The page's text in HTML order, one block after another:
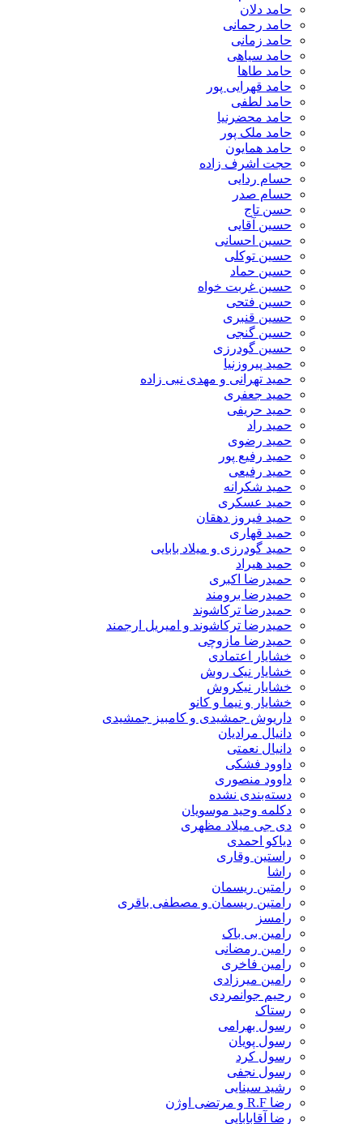
حامد دلان
حامد رحمانی
حامد زمانی
حامد سیاهی
حامد طاها
حامد قهرایی پور
حامد لطفی
حامد محضرنیا
حامد ملک پور
حامد همایون
حجت اشرف زاده
حسام ردایی
حسام صدر
حسن تاج
حسین آقایی
حسین احسانی
حسین توکلی
حسین حماد
حسین غربت خواه
حسین فتحی
حسین قنبری
حسین گنجی
حسین گودرزی
حمید پیروزنیا
حمید تهرانی و مهدی نبی زاده
حمید جعفری
حمید حریفی
حمید راد
حمید رضوی
حمید رفیع پور
حمید رفیعی
حمید شکرانه
حمید عسکری
حمید فیروز دهقان
حمید قهاری
حمید گودرزی و میلاد بابایی
حمید هیراد
حمیدرضا اکبری
حمیدرضا برومند
حمیدرضا ترکاشوند
حمیدرضا ترکاشوند و امیریل ارجمند
حمیدرضا مازوچی
خشایار اعتمادی
خشایار نیک روش
خشایار نیکروش
خشایار و نیما و کانو
داریوش جمشیدی و کامبیز جمشیدی
دانیال مرادیان
دانیال نعمتی
داوود فشکی
داوود منصوری
دسته‌بندی نشده
دکلمه وحید موسویان
دی جی میلاد مظهری
دیاکو احمدی
راستین وقاری
رامتین ریسمان
رامتین ریسمان و مصطفی باقری
رامسز
رامین بی باک
رامین رمضانی
رامین فاخری
رامین میرزادی
رحیم جوانمردی
رستاک
رسول بهرامی
رسول پویان
رسول کرد
رسول نجفی
رشید سینایی
رضا آقابابایی